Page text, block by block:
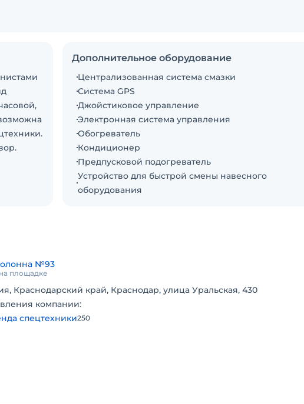
Дополнительное оборудование
Централизованная система смазки
Система GPS
Джойстиковое управление
Электронная система управления
Обогреватель
Кондиционер
Предпусковой подогреватель
Устройство для быстрой смены навесного
оборудования
№93
на площадке
Краснодарский край, Краснодар, улица Уральская, 430
компании:
спецтехники250